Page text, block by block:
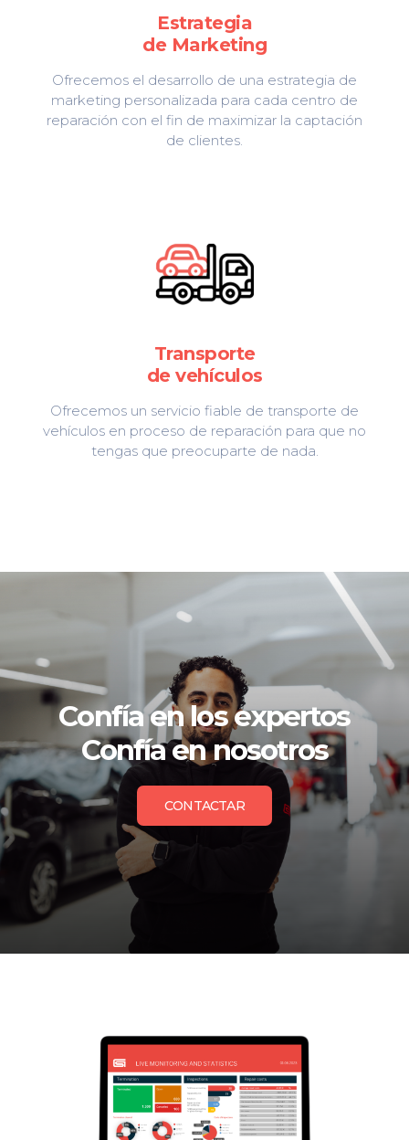
Estrategia
de Marketing
Ofrecemos el desarrollo de una estrategia de
marketing personalizada para cada centro de
reparación con el fin de maximizar la captación
de clientes.
Transporte
de vehículos
Ofrecemos un servicio fiable de transporte de
vehículos en proceso de reparación para que no
tengas que preocuparte de nada.
Confía en los expertos
Confía en nosotros
CONTACTAR